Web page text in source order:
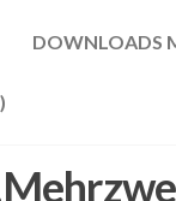
DOWNLOADS